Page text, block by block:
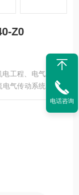
Z0
工程、电气工程、
气传动系统、自动
以独立承包工程项
直接提供成套的现
、电力、环保、印
电话咨询